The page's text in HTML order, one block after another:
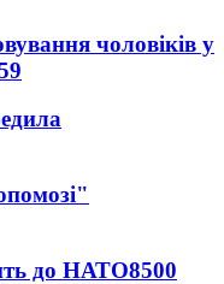
чоловіків у
до НАТО8500